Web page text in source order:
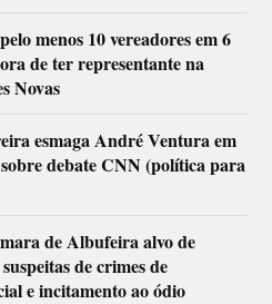
menos 10 vereadores em 6
de ter representante na
Novas
esmaga André Ventura em
debate CNN (política para
de Albufeira alvo de
de crimes de
e incitamento ao ódio